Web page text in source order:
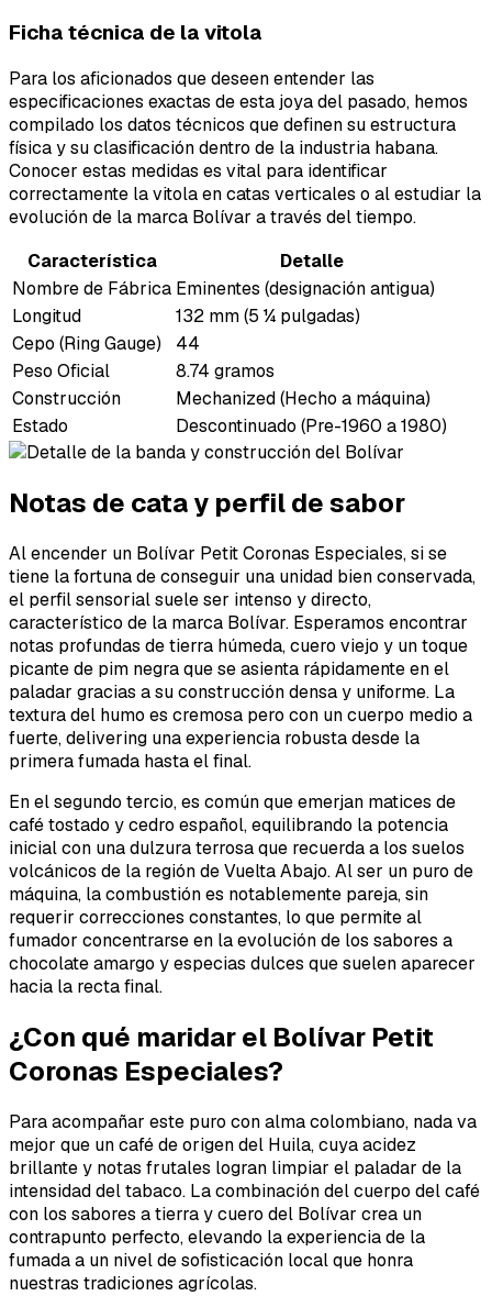
Ficha técnica de la vitola
Para los aficionados que deseen entender las
especificaciones exactas de esta joya del pasado, hemos
compilado los datos técnicos que definen su estructura
física y su clasificación dentro de la industria habana.
Conocer estas medidas es vital para identificar
correctamente la vitola en catas verticales o al estudiar la
evolución de la marca Bolívar a través del tiempo.
Característica
Detalle
Nombre de Fábrica Eminentes (designación antigua)
Longitud
132 mm (5 ¼ pulgadas)
Cepo (Ring Gauge)
44
Peso Oficial
8.74 gramos
Construcción
Mechanized (Hecho a máquina)
Estado
Descontinuado (Pre-1960 a 1980)
Notas de cata y perfil de sabor
Al encender un Bolívar Petit Coronas Especiales, si se
tiene la fortuna de conseguir una unidad bien conservada,
el perfil sensorial suele ser intenso y directo,
característico de la marca Bolívar. Esperamos encontrar
notas profundas de tierra húmeda, cuero viejo y un toque
picante de pim negra que se asienta rápidamente en el
paladar gracias a su construcción densa y uniforme. La
textura del humo es cremosa pero con un cuerpo medio a
fuerte, delivering una experiencia robusta desde la
primera fumada hasta el final.
En el segundo tercio, es común que emerjan matices de
café tostado y cedro español, equilibrando la potencia
inicial con una dulzura terrosa que recuerda a los suelos
volcánicos de la región de Vuelta Abajo. Al ser un puro de
máquina, la combustión es notablemente pareja, sin
requerir correcciones constantes, lo que permite al
fumador concentrarse en la evolución de los sabores a
chocolate amargo y especias dulces que suelen aparecer
hacia la recta final.
¿Con qué maridar el Bolívar Petit
Coronas Especiales?
Para acompañar este puro con alma colombiano, nada va
mejor que un café de origen del Huila, cuya acidez
brillante y notas frutales logran limpiar el paladar de la
intensidad del tabaco. La combinación del cuerpo del café
con los sabores a tierra y cuero del Bolívar crea un
contrapunto perfecto, elevando la experiencia de la
fumada a un nivel de sofisticación local que honra
nuestras tradiciones agrícolas.